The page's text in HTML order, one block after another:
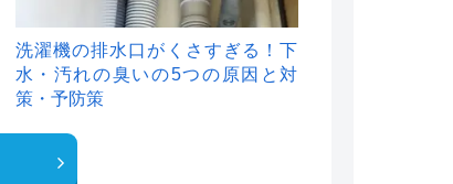
洗濯機の排水口がくさすぎる！下
水・汚れの臭いの5つの原因と対
策・予防策